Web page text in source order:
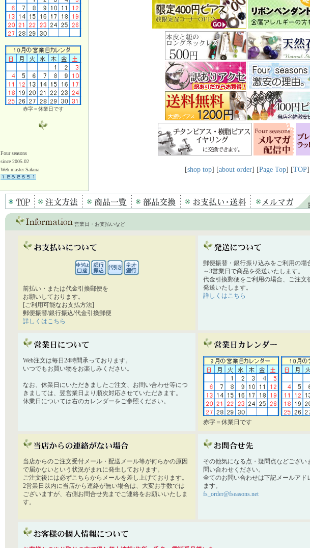
赤字＝休業日です
Four seasons
since 2005.02
Web master Sakura
[shop top] [about order] [Page Top] [TOP]
営業日・お支払いなど
前払い・または代金引換郵便を
お願いしております。
[ご利用可能なお支払方法]
郵便振替/銀行振込/代金引換郵便
詳しくはこちら
郵便振替・銀行振り込みをご利用の場
～3営業日で商品を発送いたします。
代金引換郵便をご利用の場合、ご注文
発送いたします。
詳しくはこちら
Web注文は毎日24時間承っております。
いつでもお買い物をお楽しみください。
なお、休業日にいただきましたご注文、お問い合わせ等につ
きましては、翌営業日より順次対応させていただきます。
休業日については右のカレンダーをご参照ください。
赤字＝休業日です
当店からのご注文受付メール・配送メール等が何らかの原因
で届かないという状況がまれに発生しております。
ご注文後には必ずこちらからメールを差し上げております。
2営業日以内に当店から連絡が無い場合は、大変お手数では
ございますが、右側お問合せ先までご連絡をお願いいたしま
す。
その他気になる点・疑問点などござい
問い合わせください。
全てのお問い合わせは下記メールアド
ます。
fs_order@fseasons.net